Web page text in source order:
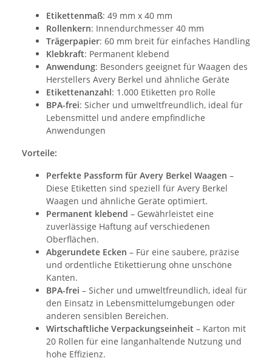
Etikettenmaß: 49 mm x 40 mm
Rollenkern: Innendurchmesser 40 mm
Trägerpapier: 60 mm breit für einfaches Handling
Klebkraft: Permanent klebend
Anwendung: Besonders geeignet für Waagen des
Herstellers Avery Berkel und ähnliche Geräte
Etikettenanzahl: 1.000 Etiketten pro Rolle
BPA-frei: Sicher und umweltfreundlich, ideal für
Lebensmittel und andere empfindliche
Anwendungen
Vorteile:
Perfekte Passform für Avery Berkel Waagen –
Diese Etiketten sind speziell für Avery Berkel
Waagen und ähnliche Geräte optimiert.
Permanent klebend – Gewährleistet eine
zuverlässige Haftung auf verschiedenen
Oberflächen.
Abgerundete Ecken – Für eine saubere, präzise
und ordentliche Etikettierung ohne unschöne
Kanten.
BPA-frei – Sicher und umweltfreundlich, ideal für
den Einsatz in Lebensmittelumgebungen oder
anderen sensiblen Bereichen.
Wirtschaftliche Verpackungseinheit – Karton mit
20 Rollen für eine langanhaltende Nutzung und
hohe Effizienz.